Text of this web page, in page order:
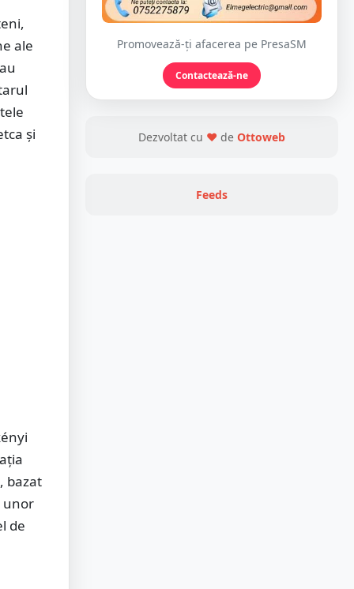
ale
și
bazat
unor
de
Promovează-ți afacerea pe PresaSM
Contactează-ne
Dezvoltat cu ❤ de Ottoweb
Feeds